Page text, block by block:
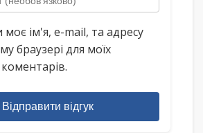
моє ім'я, e-mail, та адресу
браузері для моїх
Відправити відгук